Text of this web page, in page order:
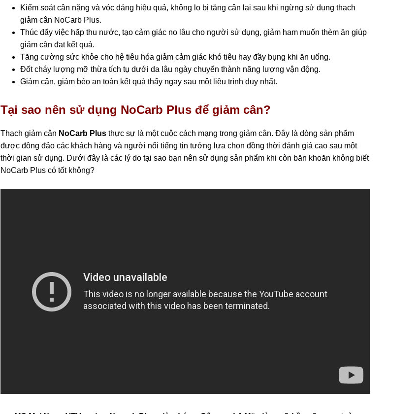
Kiểm soát cân nặng và vóc dáng hiệu quả, không lo bị tăng cân lại sau khi ngừng sử dụng thạch
giảm cân NoCarb Plus.
Thúc đẩy việc hấp thu nước, tạo cảm giác no lâu cho người sử dụng, giảm ham muốn thèm ăn giúp
giảm cân đạt kết quả.
Tăng cường sức khỏe cho hệ tiêu hóa giảm cảm giác khó tiêu hay đầy bụng khi ăn uống.
Đốt cháy lượng mỡ thừa tích tụ dưới da lâu ngày chuyển thành năng lượng vận động.
Giảm cân, giảm béo an toàn kết quả thấy ngay sau một liệu trình duy nhất.
Tại sao nên sử dụng NoCarb Plus để giảm cân?
Thạch giảm cân NoCarb Plus thực sự là một cuộc cách mạng trong giảm cân. Đây là dòng sản phẩm
được đông đảo các khách hàng và người nổi tiếng tin tưởng lựa chọn đồng thời đánh giá cao sau một
thời gian sử dụng. Dưới đây là các lý do tại sao bạn nên sử dụng sản phẩm khi còn băn khoăn không biết
NoCarb Plus có tốt không?